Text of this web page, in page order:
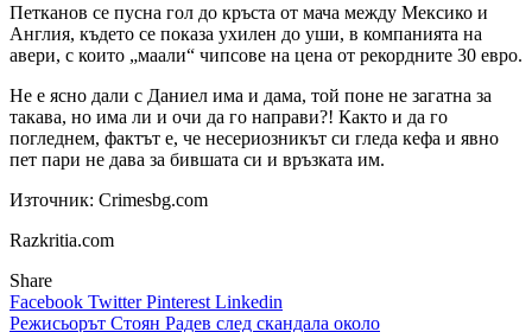
Петканов се пусна гол до кръста от мача между Мексико и
Англия, където се показа ухилен до уши, в компанията на
авери, с които „маали“ чипсове на цена от рекордните 30 евро.
Не е ясно дали с Даниел има и дама, той поне не загатна за
такава, но има ли и очи да го направи?! Както и да го
погледнем, фактът е, че несериозникът си гледа кефа и явно
пет пари не дава за бившата си и връзката им.
Източник: Crimesbg.com
Razkritia.com
Share
Facebook TwitterPinterest Linkedin
Режисьорът Стоян Радев след скандала около